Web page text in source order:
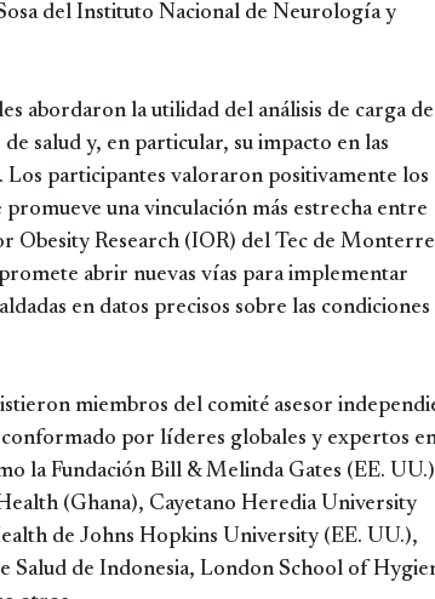
del Instituto Nacional de Neurología y
abordaron la utilidad del análisis de carga de
salud y, en particular, su impacto en las
Los participantes valoraron positivamente los
una vinculación más estrecha entre
Obesity Research (IOR) del Tec de
abrir nuevas vías para implementar
en datos precisos sobre las condiciones
miembros del comité asesor
por líderes globales y expertos
la Fundación Bill & Melinda Gates (EE.
(Ghana), Cayetano Heredia University
de Johns Hopkins University (EE. UU.),
Salud de Indonesia, London School of